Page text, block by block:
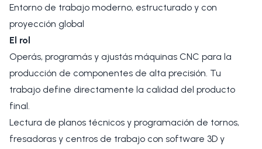
Entorno de trabajo moderno, estructurado y con
proyección global
El rol
Operás, programás y ajustás máquinas CNC para la
producción de componentes de alta precisión. Tu
trabajo define directamente la calidad del producto
final.
Lectura de planos técnicos y programación de tornos,
fresadoras y centros de trabajo con software 3D y